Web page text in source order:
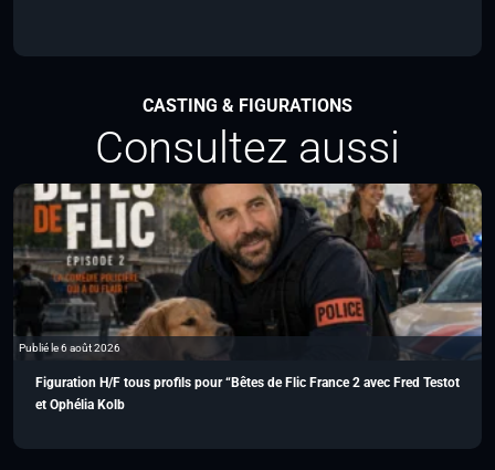
CASTING & FIGURATIONS
Consultez aussi
Publié le 6 août 2026
Figuration H/F tous profils pour “Bêtes de Flic France 2 avec Fred Testot
et Ophélia Kolb